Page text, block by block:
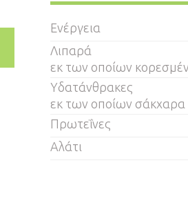
Ενέργεια
Λιπαρά
εκ των οποίων
Υδατάνθρακες
εκ των οποίων σάκχαρα
Πρωτεΐνες
Αλάτι